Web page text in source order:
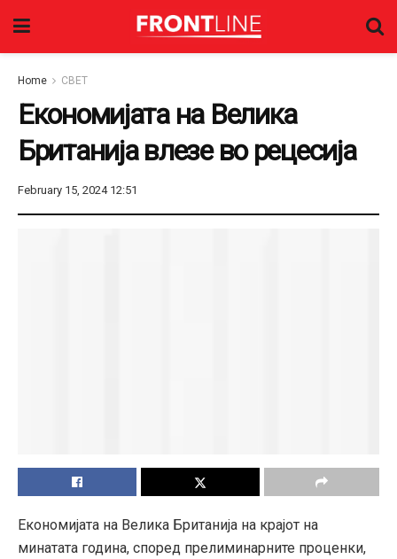
Home СВЕТ
Економијата на Велика
Британија влезе во рецесија
February 15, 2024 12:51
Економијата на Велика Британија на крајот на
минатата година, според прелиминарните проценки,